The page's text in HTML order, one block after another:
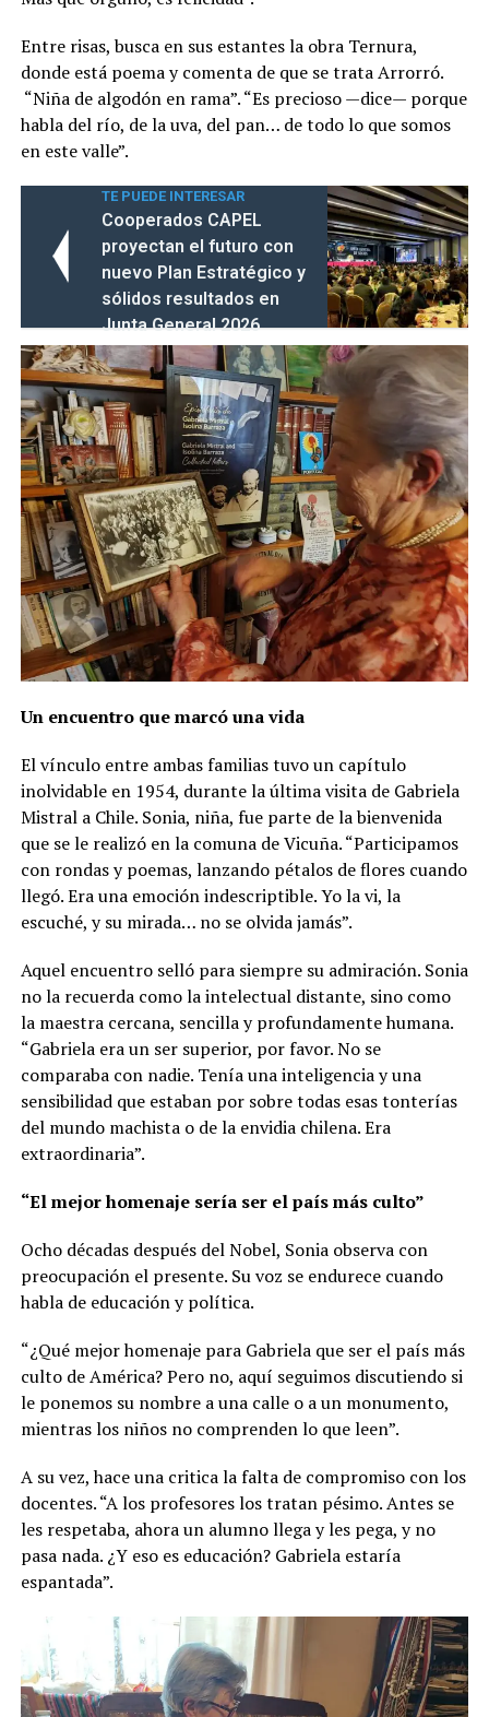
Entre risas, busca en sus estantes la obra Ternura,
donde está poema y comenta de que se trata Arrorró.
“Niña de algodón en rama”. “Es precioso —dice— porque
habla del río, de la uva, del pan… de todo lo que somos
en este valle”.
TE PUEDE INTERESAR
Cooperados CAPEL
proyectan el futuro con
nuevo Plan Estratégico y
sólidos resultados en
Junta General 2026
Un encuentro que marcó una vida
El vínculo entre ambas familias tuvo un capítulo
inolvidable en 1954, durante la última visita de Gabriela
Mistral a Chile. Sonia, niña, fue parte de la bienvenida
que se le realizó en la comuna de Vicuña. “Participamos
con rondas y poemas, lanzando pétalos de flores cuando
llegó. Era una emoción indescriptible. Yo la vi, la
escuché, y su mirada… no se olvida jamás”.
Aquel encuentro selló para siempre su admiración. Sonia
no la recuerda como la intelectual distante, sino como
la maestra cercana, sencilla y profundamente humana.
“Gabriela era un ser superior, por favor. No se
comparaba con nadie. Tenía una inteligencia y una
sensibilidad que estaban por sobre todas esas tonterías
del mundo machista o de la envidia chilena. Era
extraordinaria”.
“El mejor homenaje sería ser el país más culto”
Ocho décadas después del Nobel, Sonia observa con
preocupación el presente. Su voz se endurece cuando
habla de educación y política.
“¿Qué mejor homenaje para Gabriela que ser el país más
culto de América? Pero no, aquí seguimos discutiendo si
le ponemos su nombre a una calle o a un monumento,
mientras los niños no comprenden lo que leen”.
A su vez, hace una critica la falta de compromiso con los
docentes. “A los profesores los tratan pésimo. Antes se
les respetaba, ahora un alumno llega y les pega, y no
pasa nada. ¿Y eso es educación? Gabriela estaría
espantada”.